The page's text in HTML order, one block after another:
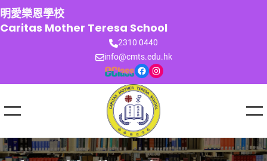
跳
至
主
明愛樂恩學校
Caritas Mother Teresa School
2310 0440
info@cmts.edu.hk
Facebook Instagram